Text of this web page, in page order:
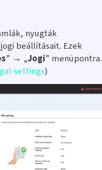
nyugták
beállításait. Ezek
” → „Jogi” menüpontra.
settings)